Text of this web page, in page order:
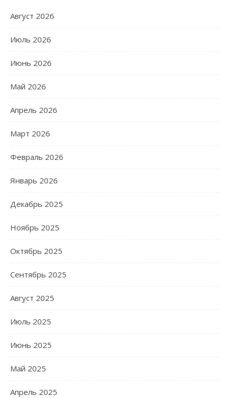
Август 2026
Июль 2026
Июнь 2026
Май 2026
Апрель 2026
Март 2026
Февраль 2026
Январь 2026
Декабрь 2025
Ноябрь 2025
Октябрь 2025
Сентябрь 2025
Август 2025
Июль 2025
Июнь 2025
Май 2025
Апрель 2025